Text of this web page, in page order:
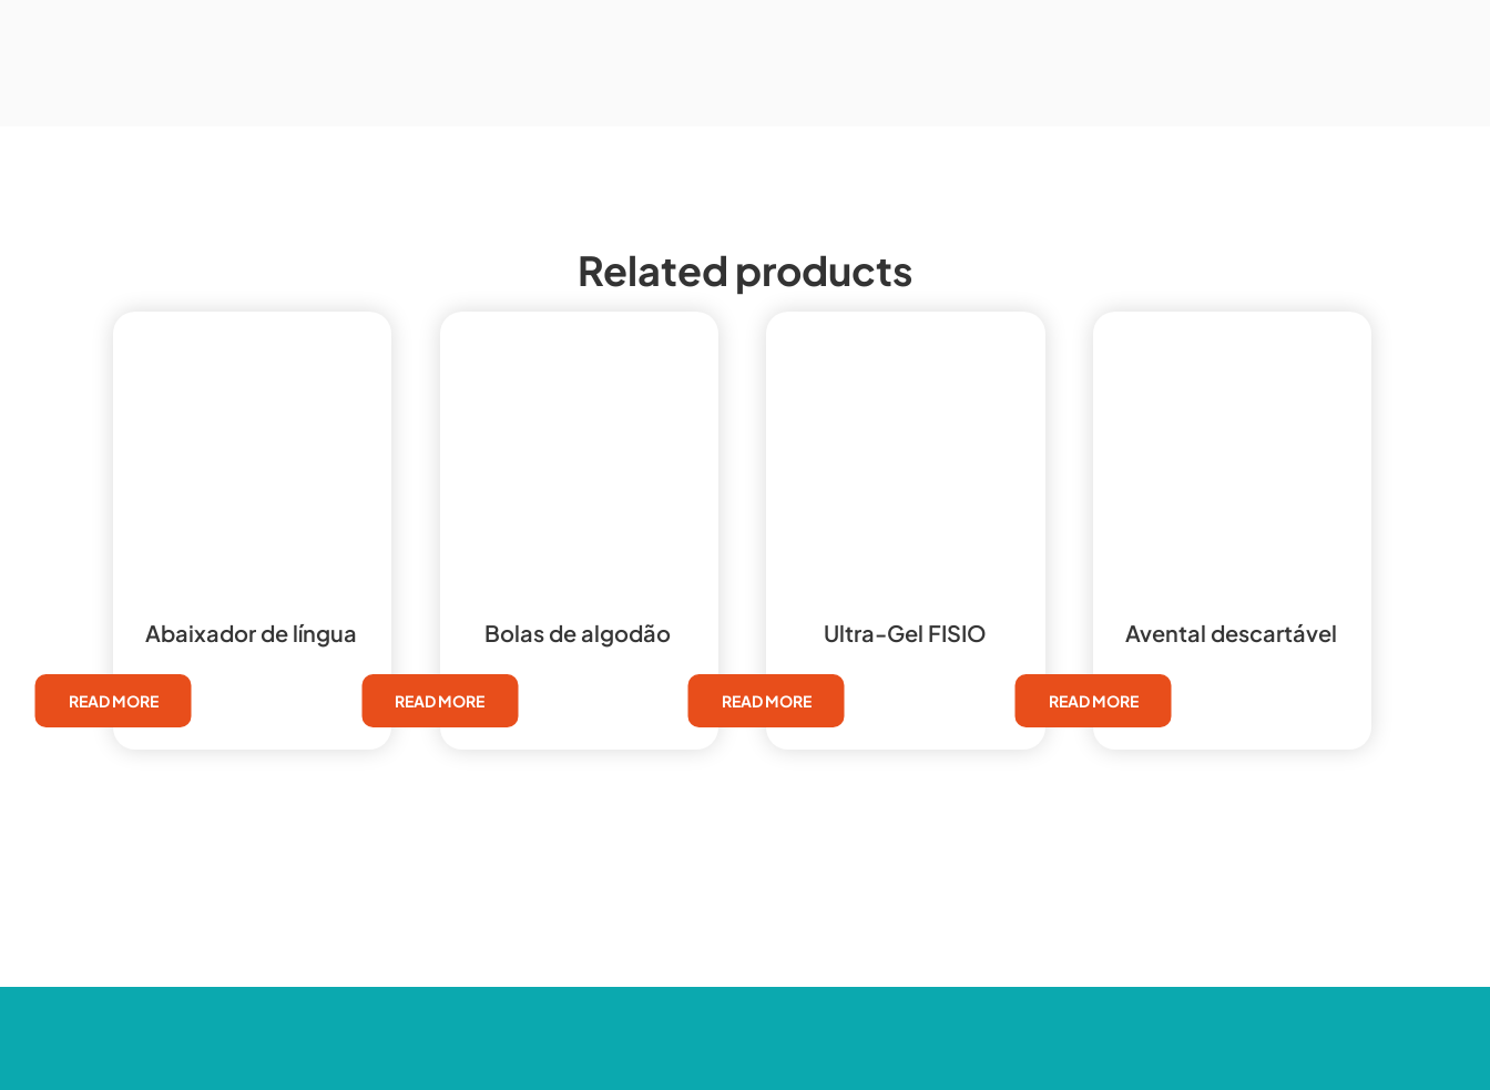
Related products
Abaixador de língua
READ MORE
Bolas de algodão
READ MORE
Ultra-Gel FISIO
READ MORE
Avental descartável
READ MORE